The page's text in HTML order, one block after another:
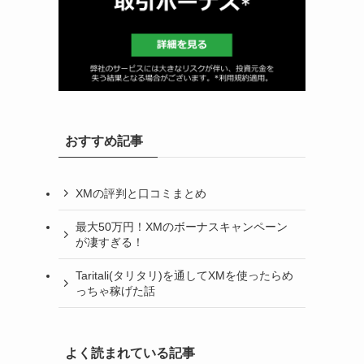
おすすめ記事
XMの評判と口コミまとめ
最大50万円！XMのボーナスキャンペーン
が凄すぎる！
Taritali(タリタリ)を通してXMを使ったらめ
っちゃ稼げた話
よく読まれている記事